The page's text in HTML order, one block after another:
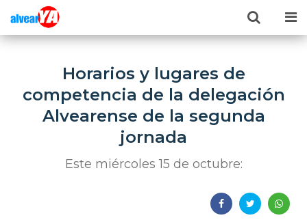
Horarios y lugares de
competencia de la delegación
Alvearense de la segunda
jornada
Este miércoles 15 de octubre: